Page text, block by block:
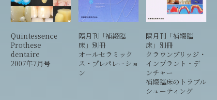
Quintessence
Prothese
dentaire
2007年7月号
隔月刊「補綴臨
床」別冊
オールセラミック
ス・プレパレーショ
ン
隔月刊「補綴臨
床」別冊
クラウンブリッジ・
インプラント・デ
ンチャー
補綴臨床のトラブル
シューティング